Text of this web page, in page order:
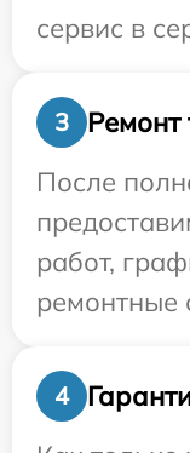
сервис в
3
Ремонт
После
работ,
ремонтные
4